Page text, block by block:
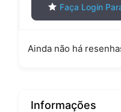
Faça Login
Ainda não há
Informações